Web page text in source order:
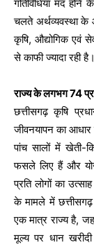
गतिविधियां मद
चलते अर्थव्यवस्था के
कृषि, औद्योगिक एवं
से काफी ज्यादा रही है।
राज्य के लगभग 74
छत्तीसगढ़ कृषि
जीवनयापन का आधार
पांच सालों में खेती-
फसले लिए हैं और
प्रति लोगों का
के मामले में
एक मात्र राज्य है,
मूल्य पर धान